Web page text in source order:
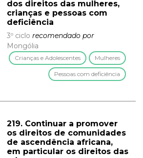
dos direitos das mulheres,
crianças e pessoas com
deficiência
3º ciclo recomendado por
Mongólia
Crianças e Adolescentes Mulheres
Pessoas com deficiência
219. Continuar a promover
os direitos de comunidades
de ascendência africana,
em particular os direitos das